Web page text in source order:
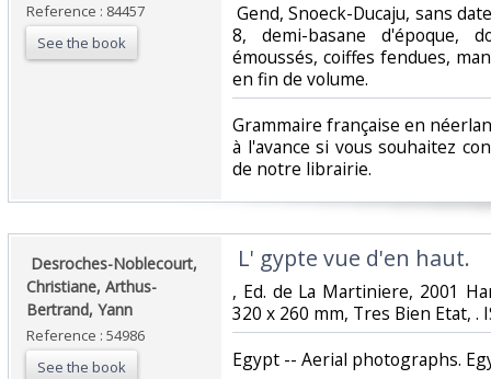
Reference : 84457
See the book
Gend, Snoeck-Ducaju, sans
8, demi-basane d'époque,
émoussés, coiffes fendues,
en fin de volume.‎
‎Grammaire française en
à l'avance si vous souhaitez
de notre librairie.‎
‎ Desroches-Noblecourt,
Christiane, Arthus-
Bertrand, Yann‎
Reference : 54986
See the book
‎ L' gypte vue d'en haut.‎
‎, Ed. de La Martiniere, 2001
320 x 260 mm, Tres Bien Etat, .
‎Egypt -- Aerial photographs.